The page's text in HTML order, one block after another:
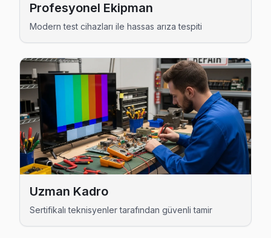
Beşiktaş'da Kültür mahallesi Sanyo kullanıcıları arıza
Sanyo Servis Merkezi →
Kuruçeşme Sanyo Servis
Kuruçeşme'de Sanyo TV ekranında çizgi, donma ya da
Beşiktaş TV Servis Merkezi →
Levazım Sanyo Servis
Levazım'den gelen Sanyo TV arızaları arasında en sık
Levazım Sanyo Açılmıyor Arıza →
Levent Sanyo Servis
Profesyonel Ekipman
Modern test cihazları ile hassas arıza tespiti
Uzman Kadro
Sertifikalı teknisyenler tarafından güvenli tamir